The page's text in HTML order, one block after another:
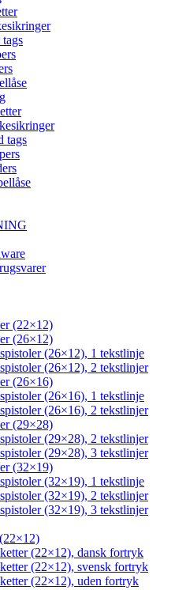
tags
(22×12)
(26×12)
(26×12), 1 tekstlinje
(26×12), 2 tekstlinjer
(26×16)
(26×16), 1 tekstlinje
(26×16), 2 tekstlinjer
(29×28)
(29×28), 2 tekstlinjer
(29×28), 3 tekstlinjer
(32×19)
(32×19), 1 tekstlinje
(32×19), 2 tekstlinjer
(32×19), 3 tekstlinjer
(22×12), dansk fortryk
(22×12), svensk fortryk
(22×12), uden fortryk